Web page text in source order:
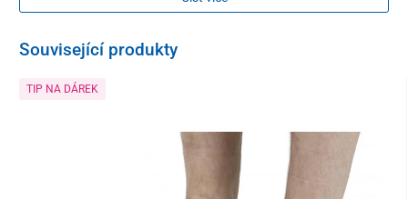
kůže
Související produkty
TIP NA DÁREK